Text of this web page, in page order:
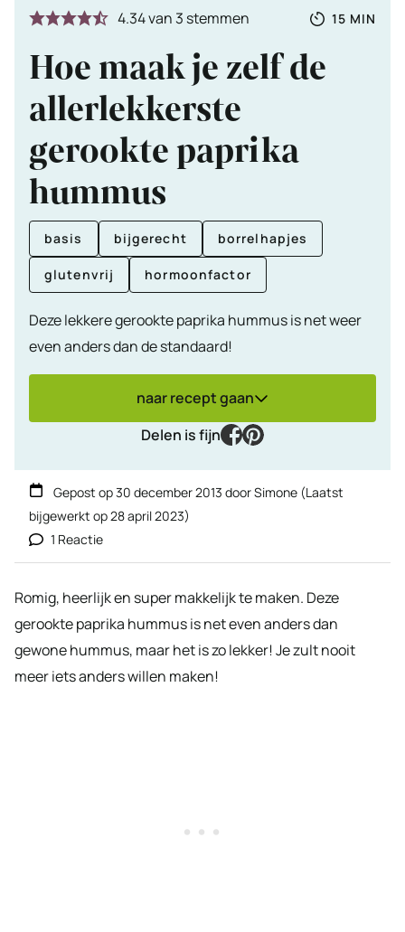
4.34van 3 stemmen
Totale
15 MIN
Hoe maak je zelf de
allerlekkerste
gerookte paprika
hummus
basis bijgerecht borrelhapjes
glutenvrij hormoonfactor
Deze lekkere gerookte paprika hummus is net weer
even anders dan de standaard!
naar recept gaan
Delen is fijn
facebook
pinterest
Gepost op30 december 2013 doorSimone (Laatst
bijgewerkt op28 april 2023)
1 Reactie
Romig, heerlijk en super makkelijk te maken. Deze
gerookte paprika hummus is net even anders dan
gewone hummus, maar het is zo lekker! Je zult nooit
meer iets anders willen maken!